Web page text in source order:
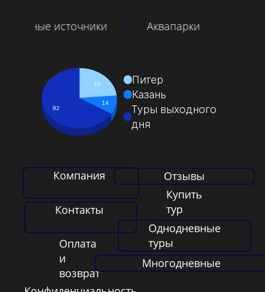
• Аквапарки • Абхазия •
33
14
92
Питер
Казань
Туры выходного
дня
Компания
Контакты
Оплата
и
возврат
Отзывы
Купить
тур
Однодневные
туры
Многодневные